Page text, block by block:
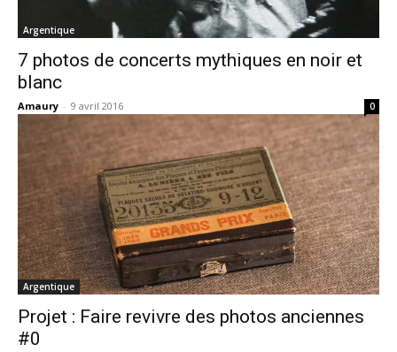
Argentique
7 photos de concerts mythiques en noir et
blanc
Amaury - 9 avril 2016 0
Argentique
Projet : Faire revivre des photos anciennes
#0